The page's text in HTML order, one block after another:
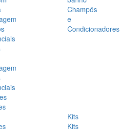
Champôs
e
Condicionadores
Kits
Kits